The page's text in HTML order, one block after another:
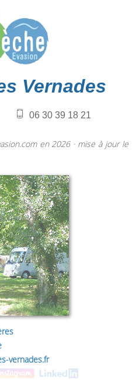
Vernades
06 30 39 18 21
en 2026 · mise à jour le
vernades.fr